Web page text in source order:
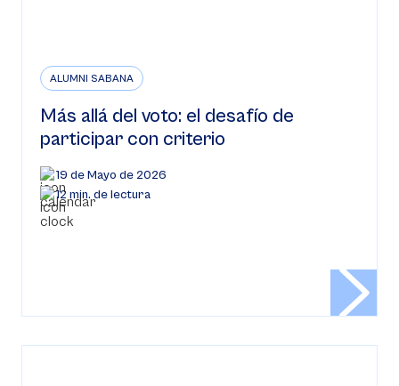
ALUMNI SABANA
Más allá del voto: el desafío de
participar con criterio
19 de Mayo de 2026
12 min. de lectura